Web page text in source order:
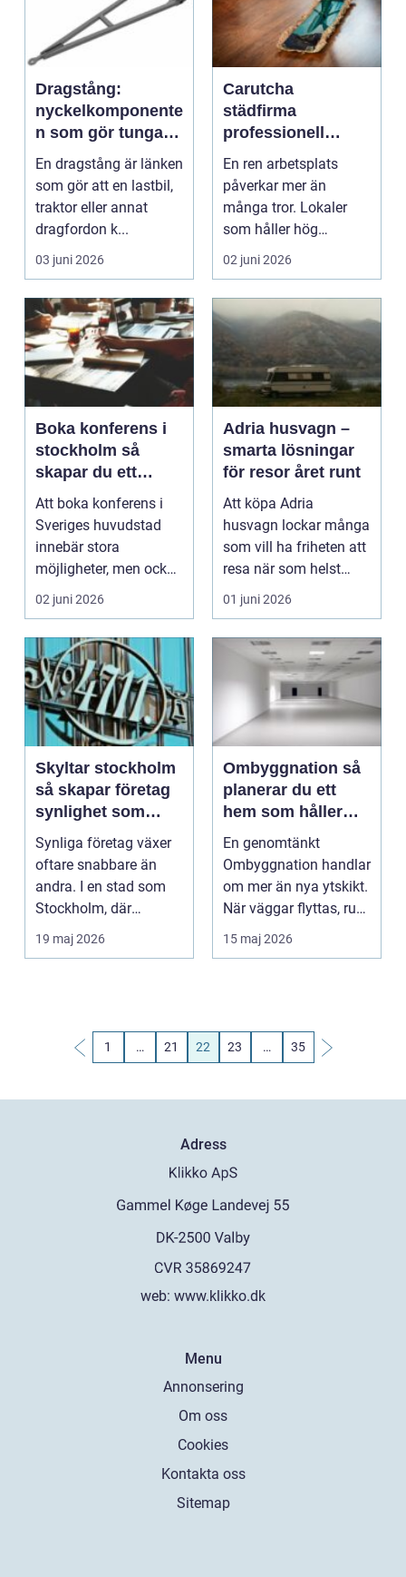
Dragstång:
nyckelkomponente
n som gör tunga
transporter säkra
En dragstång är länken
som gör att en lastbil,
traktor eller annat
dragfordon k...
03 juni 2026
Carutcha
städfirma
professionell
lokalvård för
företag i linköping
En ren arbetsplats
påverkar mer än
många tror. Lokaler
som håller hög
städkvalitet ger
friskare meda...
02 juni 2026
Boka konferens i
stockholm så
skapar du ett
lyckat möte
Att boka konferens i
Sveriges huvudstad
innebär stora
möjligheter, men också
många val. Utbudet av
02 juni 2026
Adria husvagn –
smarta lösningar
för resor året runt
Att köpa Adria
husvagn lockar många
som vill ha friheten att
resa när som helst
p&ar...
01 juni 2026
Skyltar stockholm
så skapar företag
synlighet som
märks
Synliga företag växer
oftare snabbare än
andra. I en stad som
Stockholm, där
konkurrensen om
människ...
19 maj 2026
Ombyggnation så
planerar du ett
hem som håller
över tid
En genomtänkt
Ombyggnation handlar
om mer än nya ytskikt.
När väggar flyttas, rum
byggs till eller p...
15 maj 2026
1 … 21 22 23 … 35
Adress
web: www.klikko.dk
Menu
Annonsering
Om oss
Cookies
Kontakta oss
Sitemap